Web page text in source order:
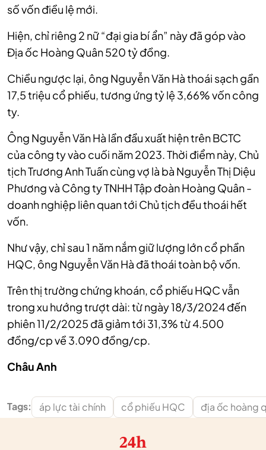
số vốn điều lệ mới.
Hiện, chỉ riêng 2 nữ “đại gia bí ẩn” này đã góp vào
Địa ốc Hoàng Quân 520 tỷ đồng.
Chiều ngược lại, ông Nguyễn Văn Hà thoái sạch gần
17,5 triệu cổ phiếu, tương ứng tỷ lệ 3,66% vốn công
ty.
Ông Nguyễn Văn Hà lần đầu xuất hiện trên BCTC
của công ty vào cuối năm 2023. Thời điểm này, Chủ
tịch Trương Anh Tuấn cùng vợ là bà Nguyễn Thị Diệu
Phương và Công ty TNHH Tập đoàn Hoàng Quân -
doanh nghiệp liên quan tới Chủ tịch đều thoái hết
vốn.
Như vậy, chỉ sau 1 năm nắm giữ lượng lớn cổ phần
HQC, ông Nguyễn Văn Hà đã thoái toàn bộ vốn.
Trên thị trường chứng khoán, cổ phiếu HQC vẫn
trong xu hướng trượt dài: từ ngày 18/3/2024 đến
phiên 11/2/2025 đã giảm tới 31,3% từ 4.500
đồng/cp về 3.090 đồng/cp.
Châu Anh
Tags: áp lực tài chính cổ phiếu HQC địa ốc hoàng
24h